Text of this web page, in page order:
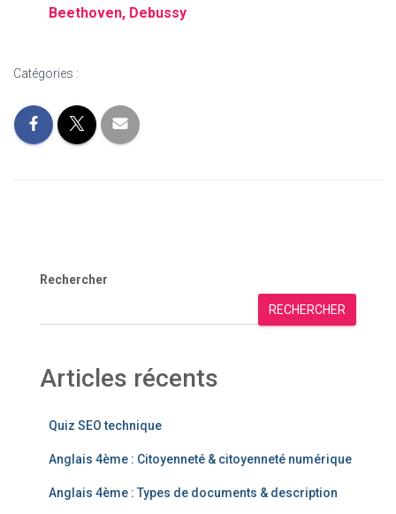
Beethoven, Debussy
Catégories :
Rechercher
RECHERCHER
Articles récents
Quiz SEO technique
Anglais 4ème : Citoyenneté & citoyenneté numérique
Anglais 4ème : Types de documents & description